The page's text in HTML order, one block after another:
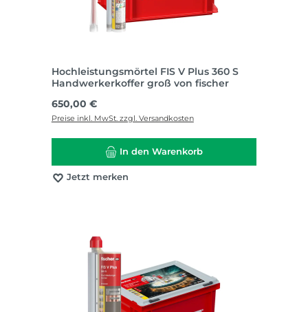
Hochleistungsmörtel FIS V Plus 360 S
Handwerkerkoffer groß von fischer
Regulärer Preis:
650,00 €
Preise inkl. MwSt. zzgl. Versandkosten
In den Warenkorb
Jetzt merken